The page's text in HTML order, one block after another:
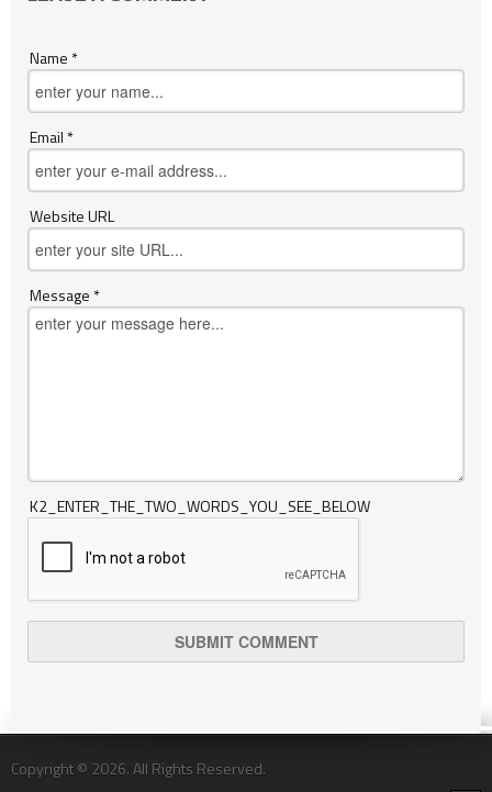
Name *
Email *
Website URL
Message *
K2_ENTER_THE_TWO_WORDS_YOU_SEE_BELOW
Copyright © 2026. All Rights Reserved.